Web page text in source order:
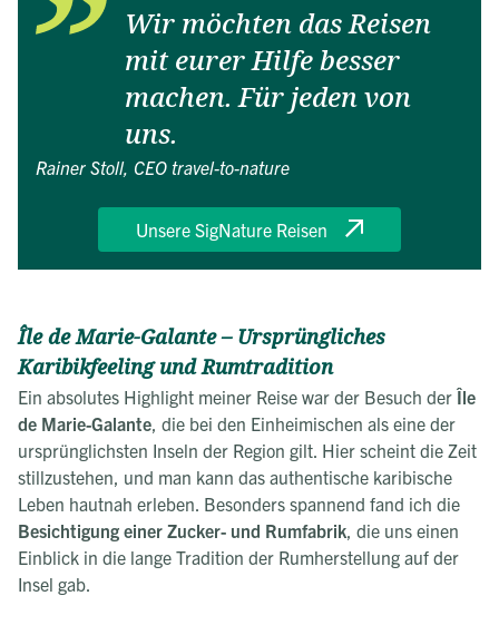
Wir möchten das Reisen
mit eurer Hilfe besser
machen. Für jeden von
uns.
Rainer Stoll, CEO travel-to-nature
Unsere SigNature Reisen
Île de Marie-Galante – Ursprüngliches
Karibikfeeling und Rumtradition
Ein absolutes Highlight meiner Reise war der Besuch der Île
de Marie-Galante , die bei den Einheimischen als eine der
ursprünglichsten Inseln der Region gilt. Hier scheint die Zeit
stillzustehen, und man kann das authentische karibische
Leben hautnah erleben. Besonders spannend fand ich die
Besichtigung einer Zucker- und Rumfabrik , die uns einen
Einblick in die lange Tradition der Rumherstellung auf der
Insel gab.